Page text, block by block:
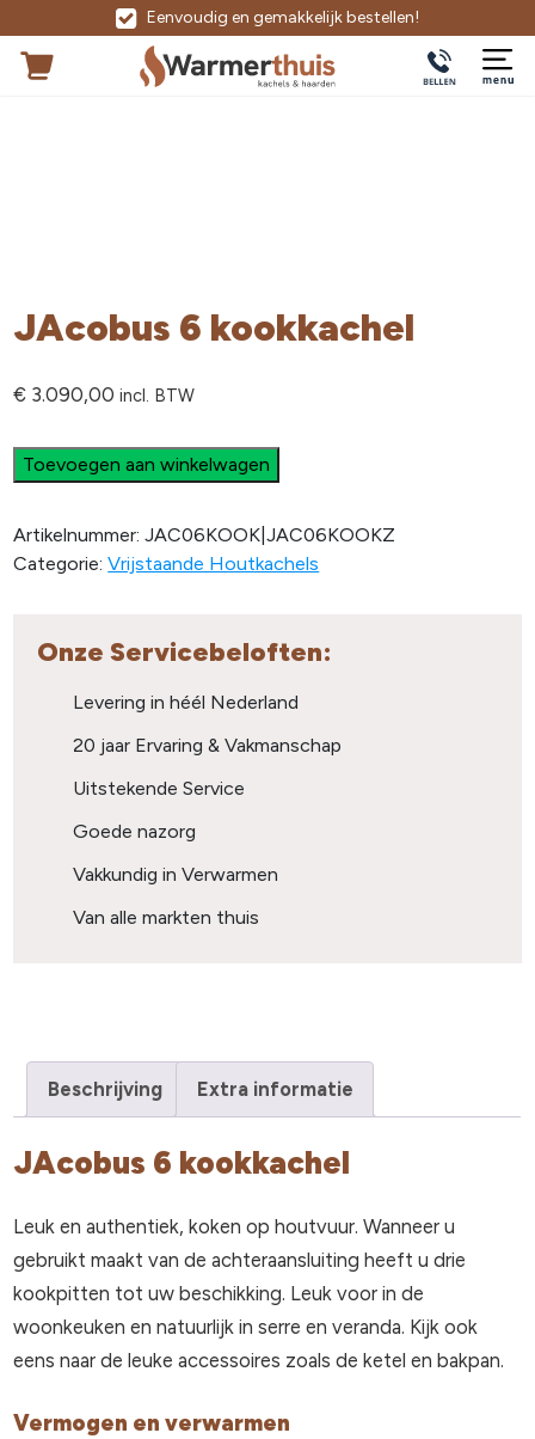
Eenvoudig en gemakkelijk bestellen!
JAcobus 6 kookkachel
€ 3.090,00 incl. BTW
Toevoegen aan winkelwagen
Artikelnummer:JAC06KOOK|JAC06KOOKZ
Categorie:Vrijstaande Houtkachels
Onze Servicebeloften:
Levering in héél Nederland
20 jaar Ervaring & Vakmanschap
Uitstekende Service
Goede nazorg
Vakkundig in Verwarmen
Van alle markten thuis
Beschrijving Extra informatie
JAcobus 6 kookkachel
Leuk en authentiek, koken op houtvuur. Wanneer u
gebruikt maakt van de achteraansluiting heeft u drie
kookpitten tot uw beschikking. Leuk voor in de
woonkeuken en natuurlijk in serre en veranda. Kijk ook
eens naar de leuke accessoires zoals de ketel en bakpan.
Vermogen en verwarmen